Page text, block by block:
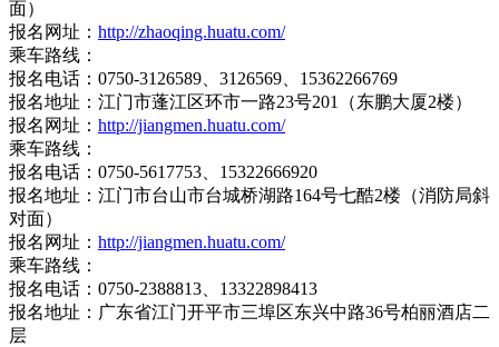
面）
报名网址： http://zhaoqing.huatu.com/
乘车路线：
报名电话：0750-3126589、3126569、15362266769
报名地址：江门市蓬江区环市一路23号201（东鹏大厦2楼）
报名网址： http://jiangmen.huatu.com/
乘车路线：
报名电话：0750-5617753、15322666920
报名地址：江门市台山市台城桥湖路164号七酷2楼（消防局斜
对面）
报名网址： http://jiangmen.huatu.com/
乘车路线：
报名电话：0750-2388813、13322898413
报名地址：广东省江门开平市三埠区东兴中路36号柏丽酒店二
层